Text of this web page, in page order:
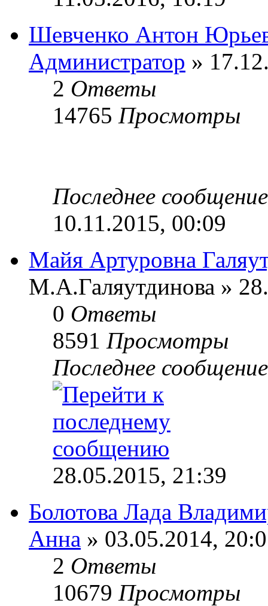
Шевченко Антон
Администратор »
2 Ответы
14765 Просмотры
Последнее
10.11.2015, 00:09
Майя Артуровна
М.А.Галяутдинова »
0 Ответы
8591 Просмотры
Последнее
28.05.2015, 21:39
Болотова Лада
Анна » 03.05.2014,
2 Ответы
10679 Просмотры